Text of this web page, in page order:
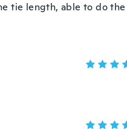
tie length, able to do the